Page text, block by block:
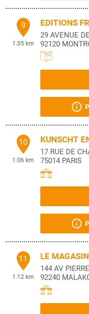
9
1.05 km
EDITIONS
29 AVENUE
92120
10
1.06 km
KUNSCHT
17 RUE DE
75014 PARIS
11
1.12 km
LE MAGASIN
144 AV
92240